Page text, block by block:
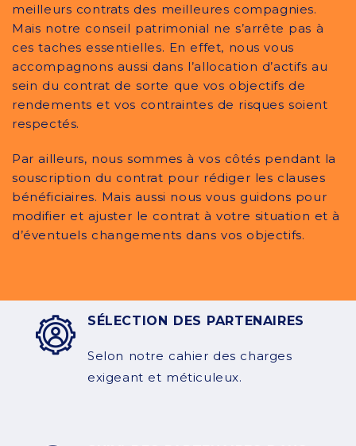
meilleurs contrats des meilleures compagnies.
Mais notre conseil patrimonial ne s’arrête pas à
ces taches essentielles. En effet, nous vous
accompagnons aussi dans l’allocation d’actifs au
sein du contrat de sorte que vos objectifs de
rendements et vos contraintes de risques soient
respectés.
Par ailleurs, nous sommes à vos côtés pendant la
souscription du contrat pour rédiger les clauses
bénéficiaires. Mais aussi nous vous guidons pour
modifier et ajuster le contrat à votre situation et à
d’éventuels changements dans vos objectifs.
SÉLECTION DES PARTENAIRES
Selon notre cahier des charges
exigeant et méticuleux.